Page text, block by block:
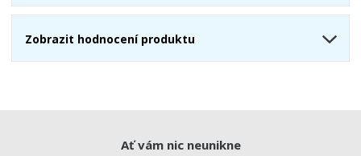
Zobrazit hodnocení produktu
Ať vám nic neunikne